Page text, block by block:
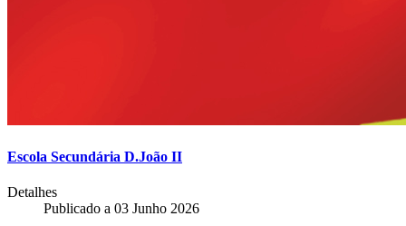
Escola Secundária D.João II
Detalhes
Publicado a 03 Junho 2026